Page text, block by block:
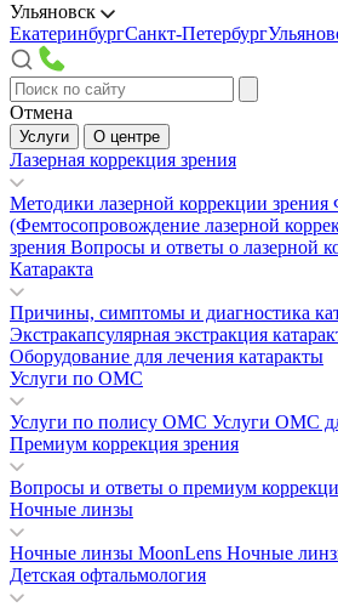
Ульяновск
ЕкатеринбургСанкт-Петербург
Отмена
Услуги О центре
Лазерная коррекция зрения
Методики лазерной коррекции зрения
(Фемтосопровождение лазерной
зрения Вопросы и ответы о лазерной
Катаракта
Причины, симптомы и диагностика
Экстракапсулярная экстракция
Оборудование для лечения катаракты
Услуги по ОМС
Услуги по полису ОМС Услуги ОМС
Премиум коррекция зрения
Вопросы и ответы о премиум
Ночные линзы
Ночные линзы MoonLens Ночные
Детская офтальмология